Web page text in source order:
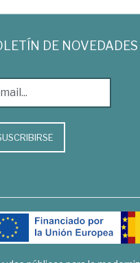
DE NOVEDADES